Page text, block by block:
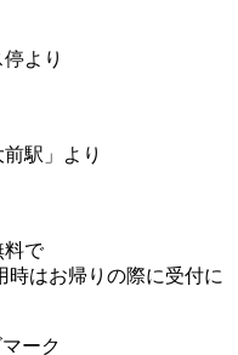
より
駅」より
料で
はお帰りの際に受付に